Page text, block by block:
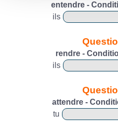
entendre -
ils
rendre -
ils
attendre -
tu